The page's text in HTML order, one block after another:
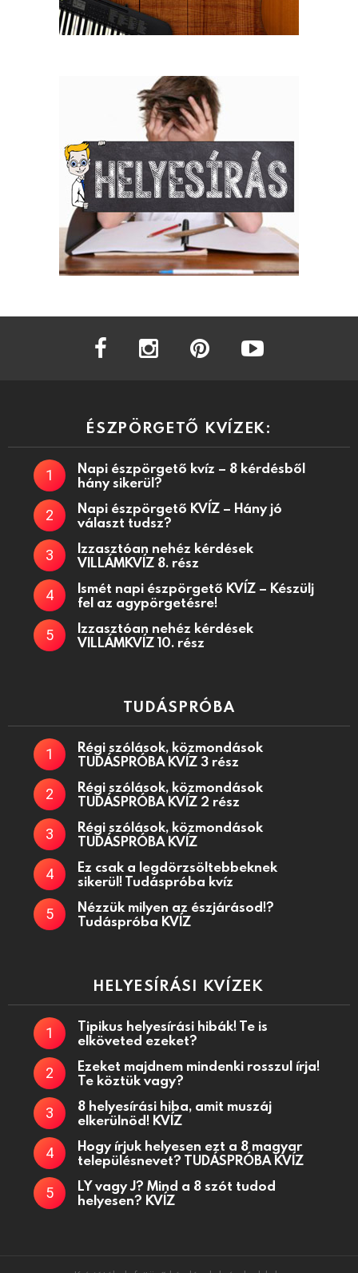
facebook instagram
ÉSZPÖRGETŐ KVÍZEK:
Napi észpörgető kvíz – 8 kérdésből
hány sikerül?
Napi észpörgető KVÍZ – Hány jó
választ tudsz?
Izzasztóan nehéz kérdések
VILLÁMKVÍZ 8. rész
Ismét napi észpörgető KVÍZ – Készülj
fel az agypörgetésre!
Izzasztóan nehéz kérdések
VILLÁMKVÍZ 10. rész
TUDÁSPRÓBA
Régi szólások, közmondások
TUDÁSPRÓBA KVÍZ 3 rész
Régi szólások, közmondások
TUDÁSPRÓBA KVÍZ 2 rész
Régi szólások, közmondások
TUDÁSPRÓBA KVÍZ
Ez csak a legdörzsöltebbeknek
sikerül! Tudáspróba kvíz
Nézzük milyen az észjárásod!?
Tudáspróba KVÍZ
HELYESÍRÁSI KVÍZEK
Tipikus helyesírási hibák! Te is
elköveted ezeket?
Ezeket majdnem mindenki rosszul írja!
Te köztük vagy?
8 helyesírási hiba, amit muszáj
elkerülnöd! KVÍZ
Hogy írjuk helyesen ezt a 8 magyar
településnevet? TUDÁSPRÓBA KVÍZ
LY vagy J? Mind a 8 szót tudod
helyesen? KVÍZ